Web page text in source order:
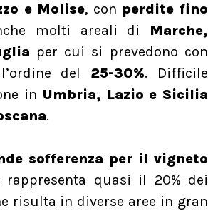
e Molise, con perdite fino
molti areali di Marche,
per cui si prevedono con
del 25-30%. Difficile
in Umbria, Lazio e Sicilia
.
sofferenza per il vigneto
rappresenta quasi il 20% dei
risulta in diverse aree in gran